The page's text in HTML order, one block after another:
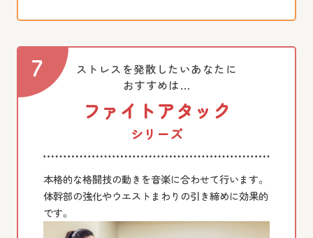
ストレスを発散したいあなたに
おすすめは…
ファイトアタック
シリーズ
本格的な格闘技の動きを音楽に合わせて行います。
体幹部の強化やウエストまわりの引き締めに効果的
です。